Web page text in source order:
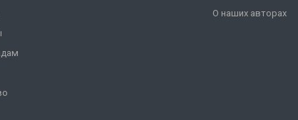
О наших авторах